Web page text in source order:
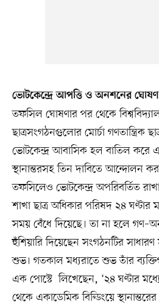
ভোটকেন্দ্রে আপত্তি ও অনশনের
তফসিল ঘোষণার পর থেকে
ছাত্রসংগঠনগুলোর মোর্চা গণতান্ত্রিক
ভোটকেন্দ্র আবাসিক হল বাতিল করে
স্থানান্তরসহ তিন দাবিতে আন্দোলন
তফসিলেও ভোটকেন্দ্র অপরিবর্তিত
শাখা ছাত্র অধিকার পরিষদ ২৪ ঘণ্টার
সময় বেঁধে দিয়েছে। তা না হলে
হুঁশিয়ারি দিয়েছেন সংগঠনটির
শুভ। গতকাল মধ্যরাতে শুভ তাঁর
এক পোস্টে লিখেছেন, ‘২৪ ঘণ্টার
থেকে একাডেমিক বিল্ডিংয়ে